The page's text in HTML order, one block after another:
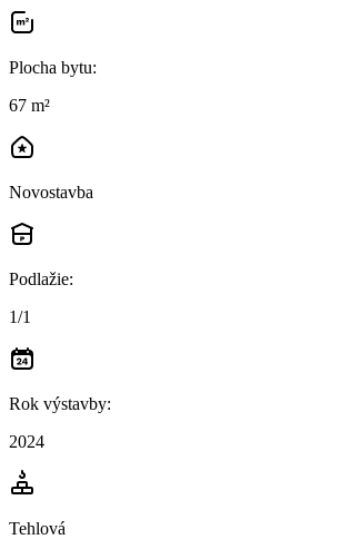
Plocha bytu:
67 m²
Novostavba
Podlažie:
1/1
Rok výstavby:
2024
Tehlová